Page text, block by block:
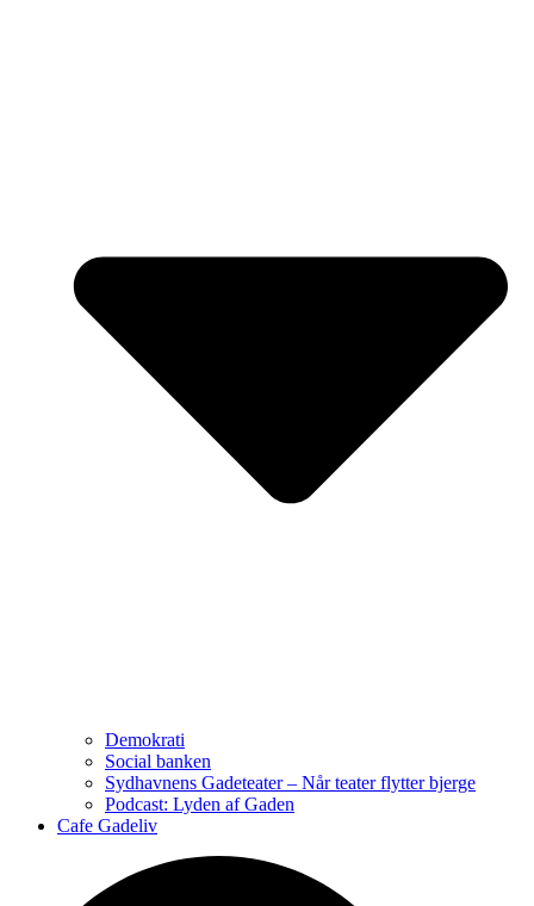
Demokrati
Social banken
Sydhavnens Gadeteater – Når teater flytter bjerge
Podcast: Lyden af Gaden
Cafe Gadeliv